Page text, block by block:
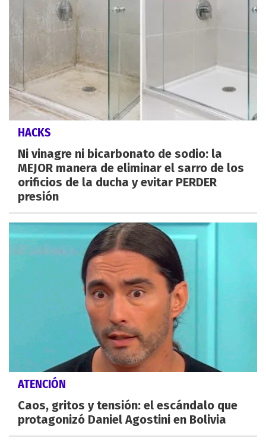
HACKS
Ni vinagre ni bicarbonato de sodio: la
MEJOR manera de eliminar el sarro de los
orificios de la ducha y evitar PERDER
presión
ATENCIÓN
Caos, gritos y tensión: el escándalo que
protagonizó Daniel Agostini en Bolivia